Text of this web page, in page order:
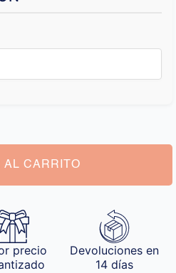
AL CARRITO
precio
Devoluciones en
14 días